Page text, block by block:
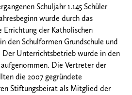
Schuljahr 1.145 Schüler
wurde durch das
Errichtung der Katholischen
den Schulformen Grundschule und
Der Unterrichtsbetrieb wurde in den
aufgenommen. Die Vertreter der
die 2007 gegründete
Stiftungsbeirat als Mitglied der